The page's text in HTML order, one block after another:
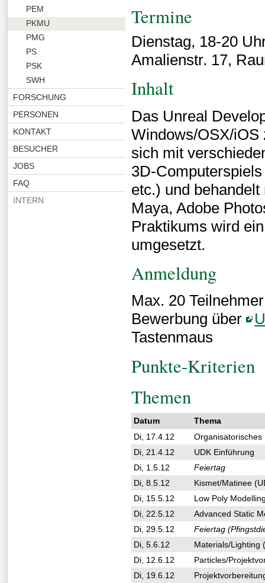
PEM
PKMU
PMG
PS
PSK
SWH
FORSCHUNG
PERSONEN
KONTAKT
BESUCHER
JOBS
FAQ
INTERN
Termine
Dienstag, 18-20
Amalienstr. 17,
Inhalt
Das Unreal
Windows/OSX/iOS
sich mit
3D-
etc.) und
Maya, Adobe
Praktikums wird
umgesetzt.
Anmeldung
Max. 20
Bewerbung über
Tastenmaus
Punkte-Kriterien
Themen
Datum
Thema
Di, 17.4.12
Organisatorisches
Di, 21.4.12
UDK Einführung
Di, 1.5.12
Feiertag
Di, 8.5.12
Kismet/Matinee
Di, 15.5.12
Low Poly
Di, 22.5.12
Advanced Static
Di, 29.5.12
Feiertag
Di, 5.6.12
Materials/Lighting
Di, 12.6.12
Particles/
Di, 19.6.12